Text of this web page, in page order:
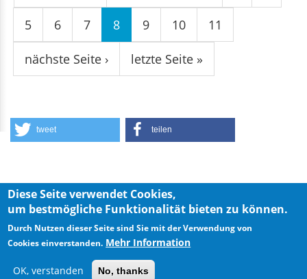
5 6 7 8 9 10 11
nächste Seite › letzte Seite »
tweet teilen
Diese Seite verwendet Cookies,
um bestmögliche Funktionalität bieten zu können.
Durch Nutzen dieser Seite sind Sie mit der Verwendung von
Cookies einverstanden. Mehr Information
OK, verstanden No, thanks